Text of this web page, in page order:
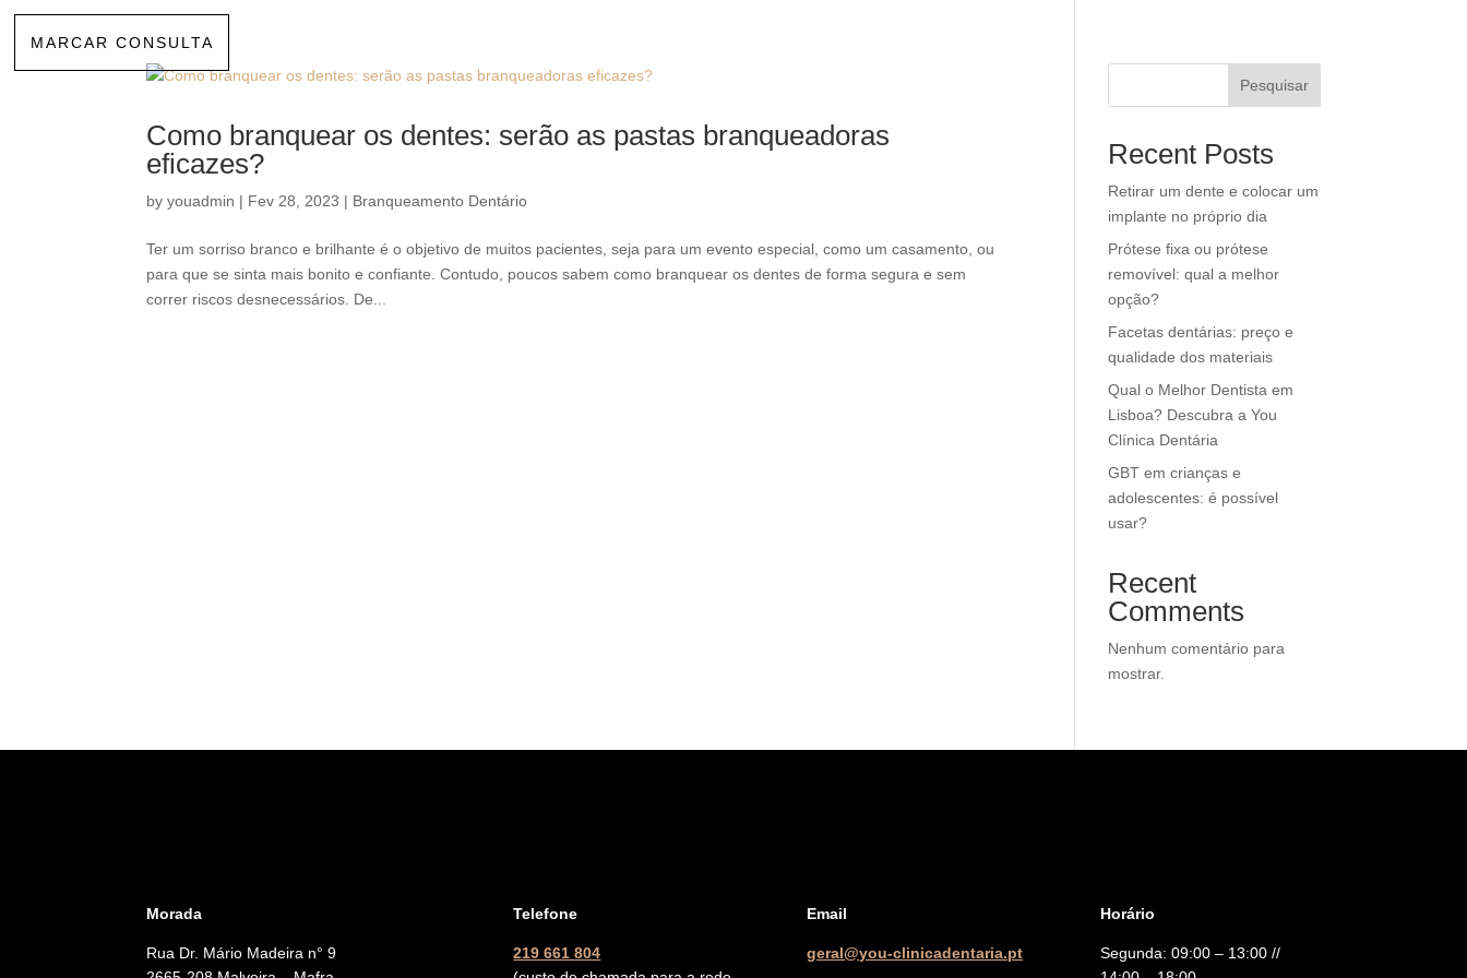
MARCAR CONSULTA
Como branquear os dentes: serão as pastas branqueadoras
eficazes?
byyouadmin | Fev 28, 2023 | Branqueamento Dentário
Ter um sorriso branco e brilhante é o objetivo de muitos pacientes, seja para um evento especial, como um casamento, ou
para que se sinta mais bonito e confiante. Contudo, poucos sabem como branquear os dentes de forma segura e sem
correr riscos desnecessários. De...
Pesquisar
Recent Posts
Retirar um dente e colocar um
implante no próprio dia
Prótese fixa ou prótese
removível: qual a melhor
opção?
Facetas dentárias: preço e
qualidade dos materiais
Qual o Melhor Dentista em
Lisboa? Descubra a You
Clínica Dentária
GBT em crianças e
adolescentes: é possível
usar?
Recent
Comments
Nenhum comentário para
mostrar.
Morada
Rua Dr. Mário Madeira n° 9
Telefone
219 661 804
Email
geral@you-clinicadentaria.pt
Horário
Segunda: 09:00 – 13:00 //